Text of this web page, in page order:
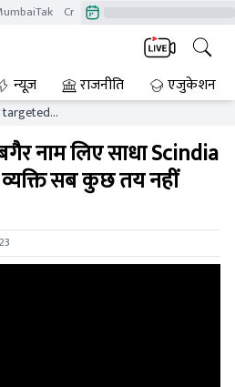
CrimeTak
न्यूज़ राजनीति एजुकेशन
targeted
will not
mp tak
नाम लिए साधा Scindia
सब कुछ तय नहीं